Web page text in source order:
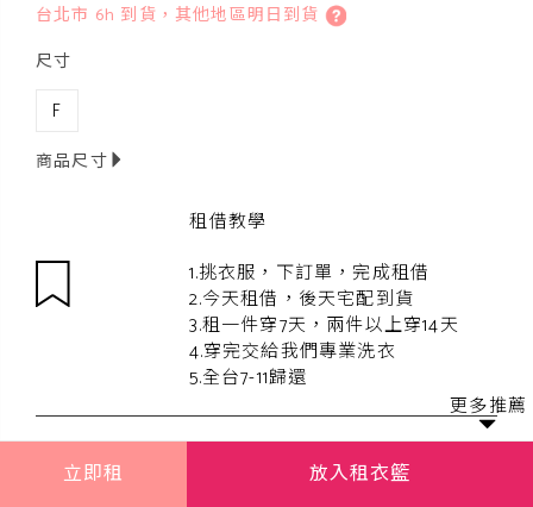
台北市 6h 到貨，其他地區明日到貨
尺寸
F
商品尺寸
租借教學
1.挑衣服，下訂單，完成租借
2.今天租借，後天宅配到貨
3.租一件穿7天，兩件以上穿14天
4.穿完交給我們專業洗衣
5.全台7-11歸還
立即租 放入租衣籃
更多推薦